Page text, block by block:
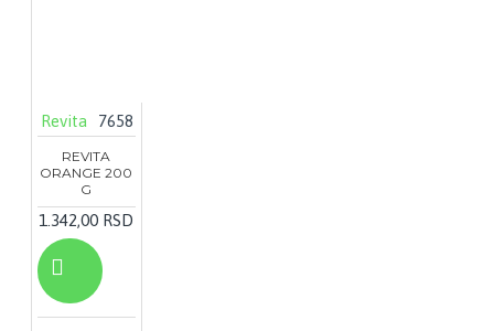
Revita 7658
REVITA
ORANGE 200
G
1.342,00 RSD